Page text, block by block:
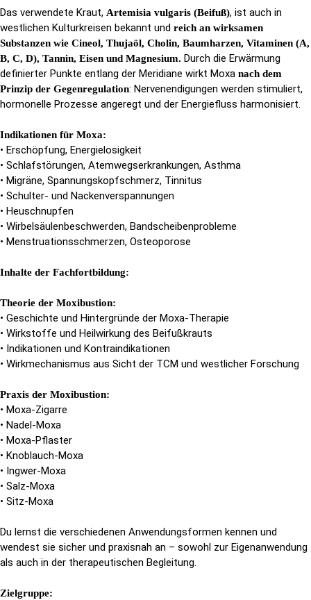
Das verwendete Kraut, Artemisia vulgaris (Beifuß), ist auch in
westlichen Kulturkreisen bekannt und reich an wirksamen
Substanzen wie Cineol, Thujaöl, Cholin, Baumharzen, Vitaminen (A,
B, C, D), Tannin, Eisen und Magnesium. Durch die Erwärmung
definierter Punkte entlang der Meridiane wirkt Moxa nach dem
Prinzip der Gegenregulation: Nervenendigungen werden stimuliert,
hormonelle Prozesse angeregt und der Energiefluss harmonisiert.
Indikationen für Moxa:
• Erschöpfung, Energielosigkeit
• Schlafstörungen, Atemwegserkrankungen, Asthma
• Migräne, Spannungskopfschmerz, Tinnitus
• Schulter- und Nackenverspannungen
• Heuschnupfen
• Wirbelsäulenbeschwerden, Bandscheibenprobleme
• Menstruationsschmerzen, Osteoporose
Inhalte der Fachfortbildung:
Theorie der Moxibustion:
• Geschichte und Hintergründe der Moxa-Therapie
• Wirkstoffe und Heilwirkung des Beifußkrauts
• Indikationen und Kontraindikationen
• Wirkmechanismus aus Sicht der TCM und westlicher Forschung
Praxis der Moxibustion:
• Moxa-Zigarre
• Nadel-Moxa
• Moxa-Pflaster
• Knoblauch-Moxa
• Ingwer-Moxa
• Salz-Moxa
• Sitz-Moxa
Du lernst die verschiedenen Anwendungsformen kennen und
wendest sie sicher und praxisnah an – sowohl zur Eigenanwendung
als auch in der therapeutischen Begleitung.
Zielgruppe: